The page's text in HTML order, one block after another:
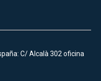
C/ Alcalà 302 oficina